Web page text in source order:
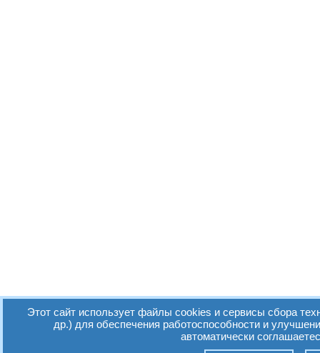
Этот сайт использует файлы cookies и сервисы сбора
др.) для обеспечения работоспособности и
автоматически